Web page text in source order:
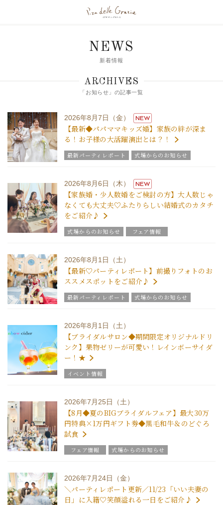
NEWS
新着情報
ARCHIVES
「お知らせ」の記事一覧
2026年8月7日（金） NEW
【最新◆パパママキッズ婚】家族の絆が深ま
る！お子様の大活躍演出とは？！
最新パーティレポート 式場からのお知らせ
2026年8月6日（木） NEW
【家族婚・少人数婚をご検討の方】大人数じゃ
なくても大丈夫♡ふたりらしい結婚式のカタチ
をご紹介♪
式場からのお知らせ フェア情報
2026年8月1日（土）
【最新♡パーティレポート】前撮りフォトのお
ススメスポットをご紹介♪
最新パーティレポート 式場からのお知らせ
2026年8月1日（土）
【ブライダルサロン◆期間限定オリジナルドリ
ンク】果物ゼリーが可愛い！レインボーサイダ
ー！★
イベント情報
2026年7月25日（土）
【8月◆夏のBIGブライダルフェア】最大30万
円特典×1万円ギフト券◆黒毛和牛＆のどぐろ
試食
フェア情報 式場からのお知らせ
2026年7月24日（金）
＼パーティレポート更新／11/23「いい夫妻の
日」に入籍♡笑顔溢れる一日をご紹介♪